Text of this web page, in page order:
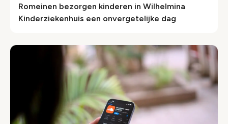
Romeinen bezorgen kinderen in Wilhelmina
Kinderziekenhuis een onvergetelijke dag